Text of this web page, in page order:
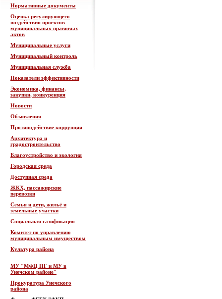
Нормативные документы
Оценка регулирующего
воздействия проектов
муниципальных правовых
актов
Муниципальные услуги
Муниципальный контроль
Муниципальная служба
Показатели эффективности
Экономика, финансы,
закупки, конкуренция
Новости
Объявления
Противодействие коррупции
Архитектура и
градостроительство
Благоустройство и экология
Городская среда
Доступная среда
ЖКХ, пассажирские
перевозки
Семья и дети, жильё и
земельные участки
Социальная газификация
Комитет по управлению
муниципальным имуществом
Культура района
МУ "МФЦ ПГ и МУ в
Унечском районе"
Прокуратура Унечского
района